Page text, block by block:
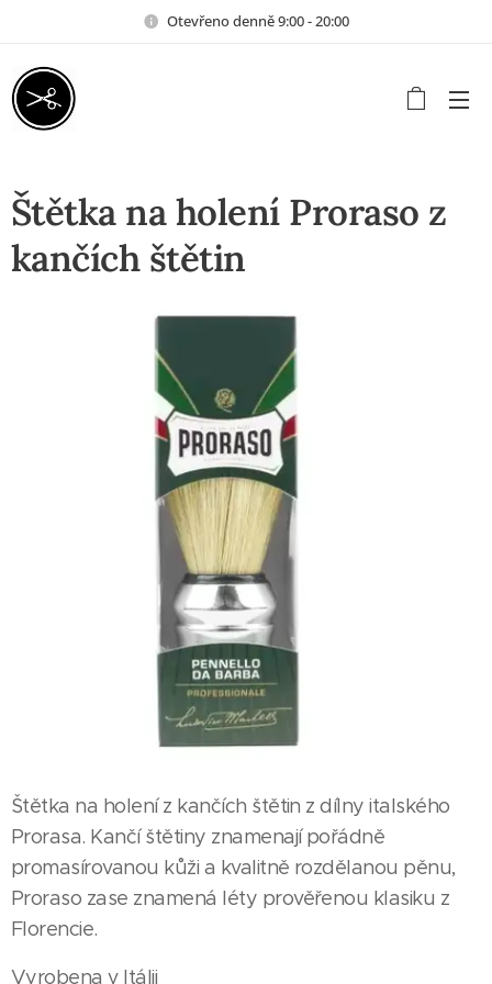
Otevřeno denně 9:00 - 20:00
Štětka na holení Proraso z
kančích štětin
Štětka na holení z kančích štětin z dílny italského
Prorasa. Kančí štětiny znamenají pořádně
promasírovanou kůži a kvalitně rozdělanou pěnu,
Proraso zase znamená léty prověřenou klasiku z
Florencie.
Vyrobena v Itálii